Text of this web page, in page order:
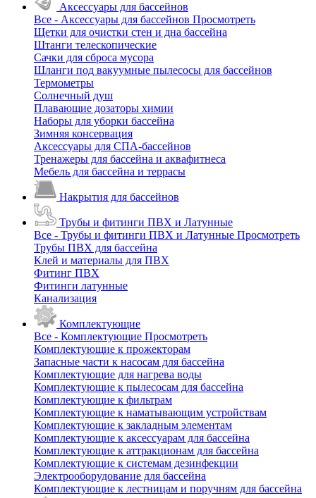
Аксессуары для бассейнов
Все - Аксессуары для бассейнов Просмотреть
Щетки для очистки стен и дна бассейна
Штанги телескопические
Сачки для сброса мусора
Шланги под вакуумные пылесосы для бассейнов
Термометры
Солнечный душ
Плавающие дозаторы химии
Наборы для уборки бассейна
Зимняя консервация
Аксессуары для СПА-бассейнов
Тренажеры для бассейна и аквафитнеса
Мебель для бассейна и террасы
Накрытия для бассейнов
Трубы и фитинги ПВХ и Латунные
Все - Трубы и фитинги ПВХ и Латунные Просмотреть
Трубы ПВХ для бассейна
Клей и материалы для ПВХ
Фитинг ПВХ
Фитинги латунные
Канализация
Комплектующие
Все - Комплектующие Просмотреть
Комплектующие к прожекторам
Запасные части к насосам для бассейна
Комплектующие для нагрева воды
Комплектующие к пылесосам для бассейна
Комплектующие к фильтрам
Комплектующие к наматывающим устройствам
Комплектующие к закладным элементам
Комплектующие к аксессуарам для бассейна
Комплектующие к аттракционам для бассейна
Комплектующие к системам дезинфекции
Электрооборудование для бассейна
Комплектующие к лестницам и поручням для бассейна